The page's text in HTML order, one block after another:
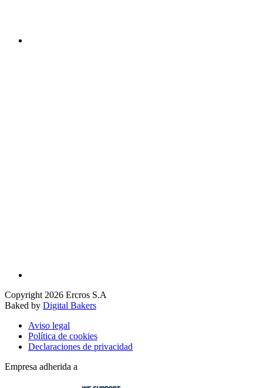
Copyright 2026 Ercros S.A
Baked by Digital Bakers
Aviso legal
Política de cookies
Declaraciones de privacidad
Empresa adherida a